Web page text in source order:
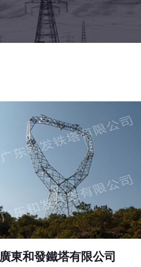
廣東和發鐵塔有限公司